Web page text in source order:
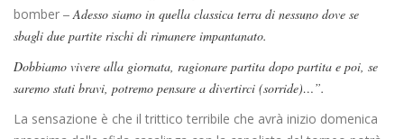
bomber – Adesso siamo in quella classica terra di nessuno dove se
sbagli due partite rischi di rimanere impantanato.
Dobbiamo vivere alla giornata, ragionare partita dopo partita e poi, se
saremo stati bravi, potremo pensare a divertirci (sorride)…”.
La sensazione è che il trittico terribile che avrà inizio domenica